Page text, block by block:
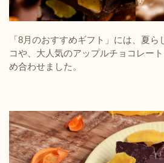
「8月のおすすめギフト」には、夏
コや、大人気のアップルチョコレー
め合わせました。